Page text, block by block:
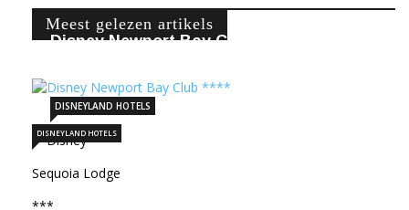
Meest gelezen artikels
Disney Newport Bay Club ****
DISNEYLAND HOTELS
DISNEYLAND HOTELS